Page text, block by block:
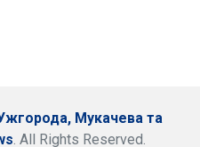
Мукачева та
. All Rights Reserved.